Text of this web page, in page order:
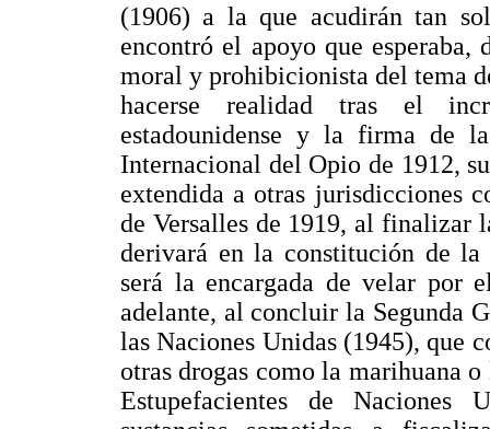
(1906) a la que acudirán tan
encontró el apoyo que
moral y prohibicionista del tema
hacerse realidad tras el
estadounidense y la firma de
Internacional del Opio de 1912,
extendida a otras jurisdicciones
de Versalles de 1919, al finalizar
derivará en la constitución de la
será la encargada de velar por
adelante, al concluir la Segunda
las Naciones Unidas (1945), que
otras drogas como la marihuana
Estupefacientes de Naciones